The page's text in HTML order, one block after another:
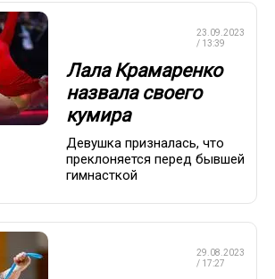
23.09.2023
/ 13:39
Лала Крамаренко
назвала своего
кумира
Девушка призналась, что
преклоняется перед бывшей
гимнасткой
29.08.2023
/ 17:27